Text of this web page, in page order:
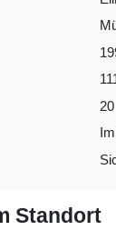
20
Standort